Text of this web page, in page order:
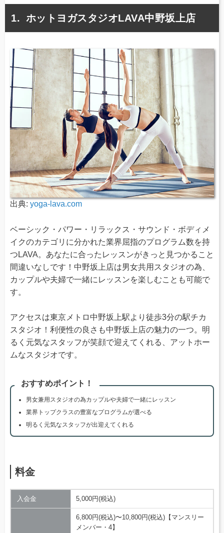
ホットヨガスタジオLAVA中野坂上店
出典: yoga-lava.com
ベーシック・パワー・リラックス・サウンド・ボディメ
イクのカテゴリに分かれた業界屈指のプログラム数を持
つLAVA。あなたに合ったレッスンがきっと見つかること
間違いなしです！中野坂上店は男女共用スタジオの為、
カップルや夫婦で一緒にレッスンを楽しむことも可能で
す。
アクセスは東京メトロ中野坂上駅より徒歩3分の駅チカ
スタジオ！利便性の良さも中野坂上店の魅力の一つ。明
るく元気なスタッフが笑顔で迎えてくれる、アットホー
ムなスタジオです。
おすすめポイント！
男女兼用スタジオの為カップルや夫婦で一緒にレッスン
業界トップクラスの豊富なプログラムが選べる
明るく元気なスタッフが出迎えてくれる
料金
入会金 5,000円(税込)
6,800円(税込)〜10,800円(税込)【マンスリー
メンバー・4】